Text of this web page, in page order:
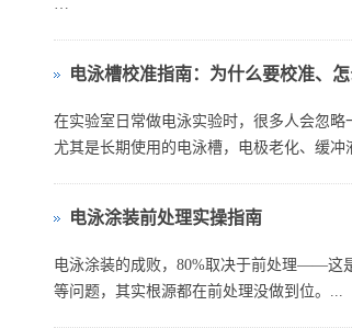
DYCZ‑24DN 是北京六一经典迷你双垂直
离。...
电泳槽校准指南：为什么要校准、
在实验室日常做电泳实验时，很多人会忽
尤其是长期使用的电泳槽，电极老化、缓
电泳涂装前处理实操指南
电泳涂装的成败，80%取决于前处理——这
等问题，其实根源都在前处理没做到位。...